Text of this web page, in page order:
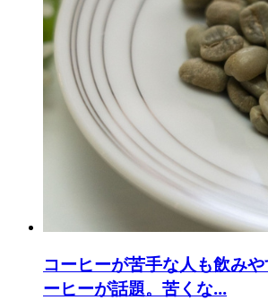
コーヒーが苦手な人も飲み
ーヒーが話題。苦くな...